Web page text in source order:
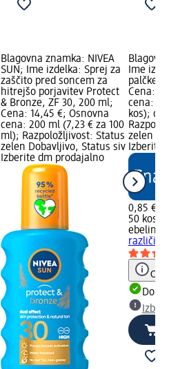
Blagovna znamka: NIVEA
SUN; Ime izdelka: Sprej za
zaščito pred soncem za
hitrejšo porjavitev Protect
& Bronze, ZF 30, 200 ml;
Cena: 14,45 €; Osnovna
cena: 200 ml (7,23 € za 100
ml); Razpoložljivost: Status
zelen Dobavljivo, Status siv
Izberite dm prodajalno
Ime
palčke,
Cena:
cena: 50
kos);
zelen
Izberite
0,85 €
50 kos
ebelin
različic,